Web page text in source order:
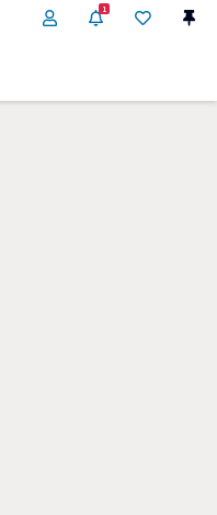
1